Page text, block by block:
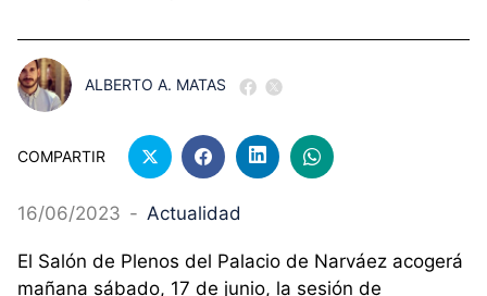
ALBERTO A. MATAS
COMPARTIR
16/06/2023 - Actualidad
El Salón de Plenos del Palacio de Narváez acogerá
mañana sábado, 17 de junio, la sesión de